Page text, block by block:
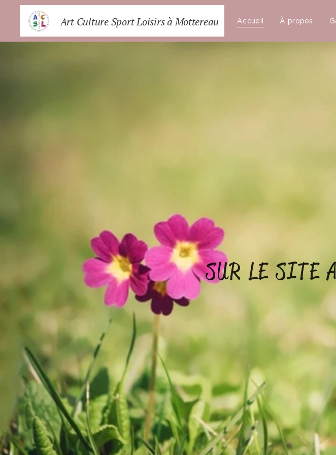
Art Culture Sport Loisirs à Mottereau Accueil À propos
SUR LE SITE